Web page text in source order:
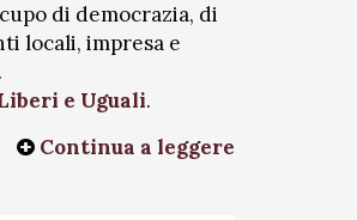
di democrazia, di
locali, impresa e
e Uguali.
Continua a leggere